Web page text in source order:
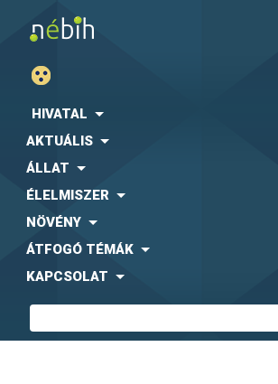
HIVATAL
AKTUÁLIS
ÁLLAT
ÉLELMISZER
NÖVÉNY
ÁTFOGÓ TÉMÁK
KAPCSOLAT